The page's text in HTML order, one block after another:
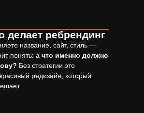
делает ребрендинг
название, сайт, стиль —
понять: а что именно должно
Без стратегии это
редизайн, который